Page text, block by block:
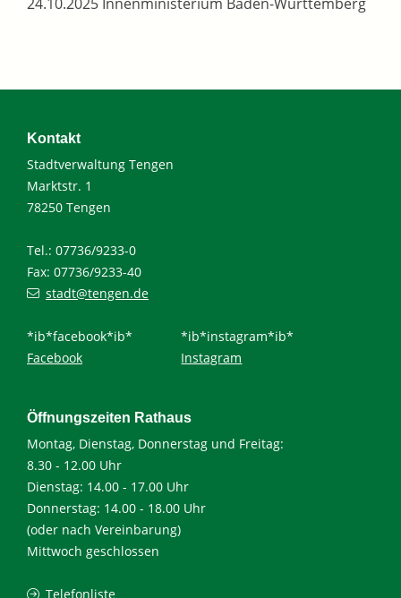
Kontakt
Stadtverwaltung Tengen
Marktstr. 1
78250 Tengen
Tel.: 07736/9233-0
Fax: 07736/9233-40
stadt@tengen.de
*ib*facebook*ib*
Facebook
*ib*instagram*ib*
Instagram
Öffnungszeiten Rathaus
Montag, Dienstag, Donnerstag und Freitag:
8.30 - 12.00 Uhr
Dienstag: 14.00 - 17.00 Uhr
Donnerstag: 14.00 - 18.00 Uhr
(oder nach Vereinbarung)
Mittwoch geschlossen
Telefonliste